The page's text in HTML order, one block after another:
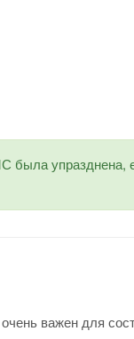
упразднена,
важен для